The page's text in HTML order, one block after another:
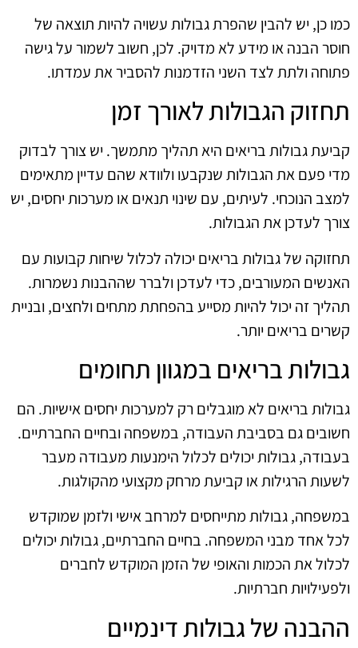
כמו כן, יש להבין שהפרת גבולות עשויה להיות תוצאה של
חוסר הבנה או מידע לא מדויק. לכן, חשוב לשמור על גישה
פתוחה ולתת לצד השני הזדמנות להסביר את עמדתו.
תחזוק הגבולות לאורך זמן
קביעת גבולות בריאים היא תהליך מתמשך. יש צורך לבדוק
מדי פעם את הגבולות שנקבעו ולוודא שהם עדיין מתאימים
למצב הנוכחי. לעיתים, עם שינוי תנאים או מערכות יחסים, יש
צורך לעדכן את הגבולות.
תחזוקה של גבולות בריאים יכולה לכלול שיחות קבועות עם
האנשים המעורבים, כדי לעדכן ולברר שההבנות נשמרות.
תהליך זה יכול להיות מסייע בהפחתת מתחים ולחצים, ובניית
קשרים בריאים יותר.
גבולות בריאים במגוון תחומים
גבולות בריאים לא מוגבלים רק למערכות יחסים אישיות. הם
חשובים גם בסביבת העבודה, במשפחה ובחיים החברתיים.
בעבודה, גבולות יכולים לכלול הימנעות מעבודה מעבר
לשעות הרגילות או קביעת מרחק מקצועי מהקולגות.
במשפחה, גבולות מתייחסים למרחב אישי ולזמן שמוקדש
לכל אחד מבני המשפחה. בחיים החברתיים, גבולות יכולים
לכלול את הכמות והאופי של הזמן המוקדש לחברים
ולפעילויות חברתיות.
ההבנה של גבולות דינמיים